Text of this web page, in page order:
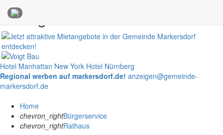
Anzeigen
Hotel Manhattan New York Hotel Nürnberg
Regional werben auf markersdorf.de! anzeigen@gemeinde-
markersdorf.de
Home
chevron_rightBürgerservice
chevron_rightRathaus